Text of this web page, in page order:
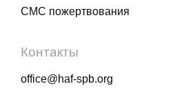
СМС пожертвования
Контакты
office@haf-spb.org